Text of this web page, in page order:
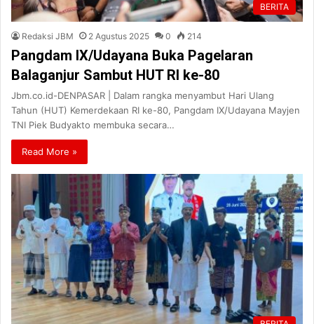
BERITA
Redaksi JBM 2 Agustus 2025 0 214
Pangdam IX/Udayana Buka Pagelaran
Balaganjur Sambut HUT RI ke-80
Jbm.co.id-DENPASAR | Dalam rangka menyambut Hari Ulang
Tahun (HUT) Kemerdekaan RI ke-80, Pangdam IX/Udayana Mayjen
TNI Piek Budyakto membuka secara…
Read More »